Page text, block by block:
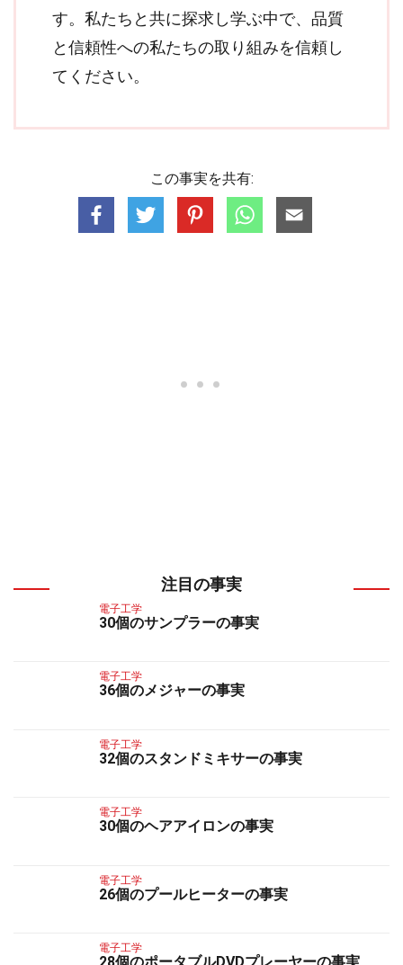
す。私たちと共に探求し学ぶ中で、品質
と信頼性への私たちの取り組みを信頼し
てください。
この事実を共有:
注目の事実
電子工学
30個のサンプラーの事実
電子工学
36個のメジャーの事実
電子工学
32個のスタンドミキサーの事実
電子工学
30個のヘアアイロンの事実
電子工学
26個のプールヒーターの事実
電子工学